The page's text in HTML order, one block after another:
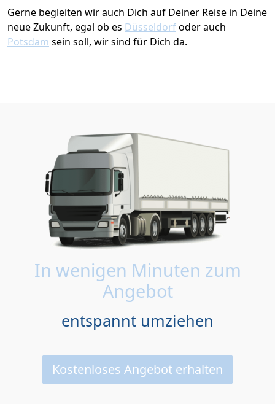
Gerne begleiten wir auch Dich auf Deiner Reise in Deine
neue Zukunft, egal ob es Düsseldorfoder auch
Potsdam sein soll, wir sind für Dich da.
In wenigen Minuten zum
Angebot
entspannt umziehen
Kostenloses Angebot erhalten